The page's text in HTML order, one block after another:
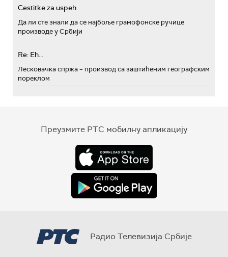
Cestitke za uspeh
Да ли сте знали да се најбоље грамофонске ручице
производе у Србији
Re: Eh...
Лесковачка спржа – производ са заштићеним географским
пореклом
Преузмите РТС мобилну апликацију
Радио Телевизија Србије